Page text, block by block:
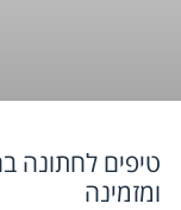
טיפים לחתונה
ומזמינה